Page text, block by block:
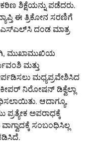
ಶಿಕ್ಷೆಯನ್ನು ಪಡೆದರು.
ಈ ತ್ರಿಕೋನ ಸರಣಿಗೆ
ಮುಖಾಮುಖಿಯ
ಮತ್ತು
ಮಧ್ಯಪ್ರವೇಶಿಸಿದ
ನಿರೋಷನ್ ಡಿಕ್ವೆಲ್ಲಾ
ಆದಾಗ್ಯೂ,
ಪ್ರತ್ಯೇಕ ಅಪರಾಧಕ್ಕೆ
ಸಂಬಂಧಿಸಿಲ್ಲ